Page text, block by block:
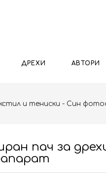
ДРЕХИ АВТОРИ
и тениски - Син
пач за